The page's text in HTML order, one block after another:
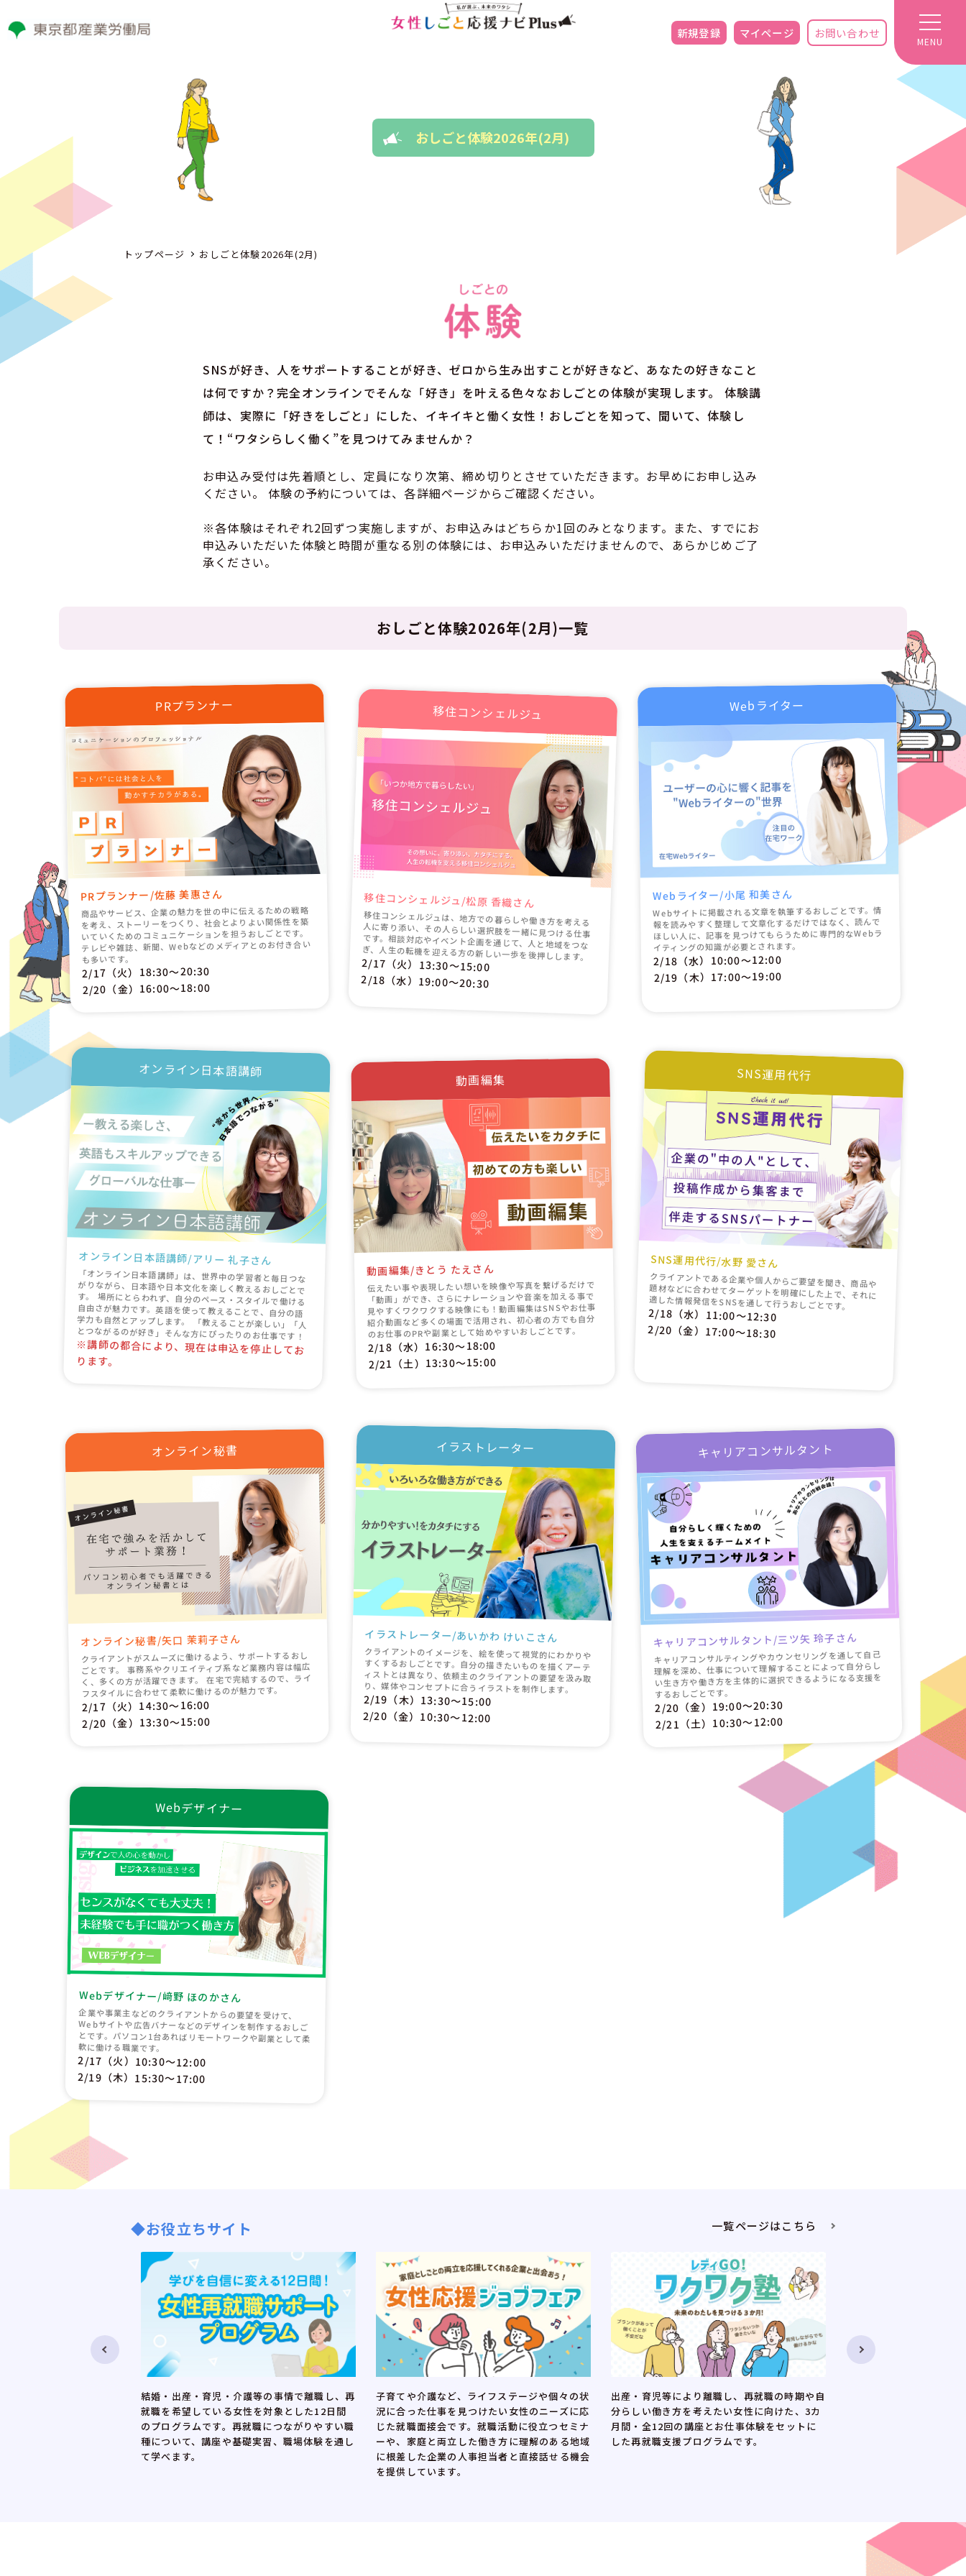
新規登録 マイページ お問い合わせ
MENU
おしごと体験2026年(2月)
トップページ おしごと体験2026年(2月)
SNSが好き、人をサポートすることが好き、ゼロから生み出すことが好きなど、あなたの好きなこと
は何ですか？完全オンラインでそんな「好き」を叶える色々なおしごとの体験が実現します。 体験講
師は、実際に「好きをしごと」にした、イキイキと働く女性！おしごとを知って、聞いて、体験し
て！“ワタシらしく働く”を見つけてみませんか？
お申込み受付は先着順とし、定員になり次第、締め切りとさせていただきます。お早めにお申し込み
ください。 体験の予約については、各詳細ページからご確認ください。
※各体験はそれぞれ2回ずつ実施しますが、お申込みはどちらか1回のみとなります。また、すでにお
申込みいただいた体験と時間が重なる別の体験には、お申込みいただけませんので、あらかじめご了
承ください。
おしごと体験2026年(2月)一覧
PRプランナー
PRプランナー/佐藤 美惠さん
商品やサービス、企業の魅力を世の中に伝えるための戦略
を考え、ストーリーをつくり、社会とよりよい関係性を築
いていくためのコミュニケーションを担うおしごとです。
テレビや雑誌、新聞、Webなどのメディアとのお付き合い
も多いです。
2/17（火）18:30〜20:30
2/20（金）16:00〜18:00
移住コンシェルジュ
移住コンシェルジュ/松原 香織さん
移住コンシェルジュは、地方での暮らしや働き方を考える
人に寄り添い、その人らしい選択肢を一緒に見つける仕事
です。相談対応やイベント企画を通じて、人と地域をつな
ぎ、人生の転機を迎える方の新しい一歩を後押しします。
2/17（火）13:30〜15:00
2/18（水）19:00〜20:30
Webライター
Webライター/小尾 和美さん
Webサイトに掲載される文章を執筆するおしごとです。情
報を読みやすく整理して文章化するだけではなく、読んで
ほしい人に、記事を見つけてもらうために専門的なWebラ
イティングの知識が必要とされます。
2/18（水）10:00〜12:00
2/19（木）17:00〜19:00
オンライン日本語講師
オンライン日本語講師/アリー 礼子さん
「オンライン日本語講師」は、世界中の学習者と毎日つな
がりながら、日本語や日本文化を楽しく教えるおしごとで
す。 場所にとらわれず、自分のペース・スタイルで働ける
自由さが魅力です。英語を使って教えることで、自分の語
学力も自然とアップします。 「教えることが楽しい」「人
とつながるのが好き」そんな方にぴったりのお仕事です！
※講師の都合により、現在は申込を停止してお
ります。
動画編集
動画編集/きとう たえさん
伝えたい事や表現したい想いを映像や写真を繋げるだけで
「動画」ができ、さらにナレーションや音楽を加える事で
見やすくワクワクする映像にも！動画編集はSNSやお仕事
紹介動画など多くの場面で活用され、初心者の方でも自分
のお仕事のPRや副業として始めやすいおしごとです。
2/18（水）16:30〜18:00
2/21（土）13:30〜15:00
SNS運用代行
SNS運用代行/水野 愛さん
クライアントである企業や個人からご要望を聞き、商品や
題材などに合わせてターゲットを明確にした上で、それに
適した情報発信をSNSを通して行うおしごとです。
2/18（水）11:00〜12:30
2/20（金）17:00〜18:30
オンライン秘書
オンライン秘書/矢口 茉莉子さん
クライアントがスムーズに働けるよう、サポートするおし
ごとです。 事務系やクリエイティブ系など業務内容は幅広
く、多くの方が活躍できます。 在宅で完結するので、ライ
フスタイルに合わせて柔軟に働けるのが魅力です。
2/17（火）14:30〜16:00
2/20（金）13:30〜15:00
イラストレーター
イラストレーター/あいかわ けいこさん
クライアントのイメージを、絵を使って視覚的にわかりや
すくするおしごとです。自分の描きたいものを描くアーテ
ィストとは異なり、依頼主のクライアントの要望を汲み取
り、媒体やコンセプトに合うイラストを制作します。
2/19（木）13:30〜15:00
2/20（金）10:30〜12:00
キャリアコンサルタント
キャリアコンサルタント/三ツ矢 玲子さん
キャリアコンサルティングやカウンセリングを通して自己
理解を深め、仕事について理解することによって自分らし
い生き方や働き方を主体的に選択できるようになる支援を
するおしごとです。
2/20（金）19:00〜20:30
2/21（土）10:30〜12:00
Webデザイナー
Webデザイナー/﨑野 ほのかさん
企業や事業主などのクライアントからの要望を受けて、
Webサイトや広告バナーなどのデザインを制作するおしご
とです。パソコン1台あればリモートワークや副業として柔
軟に働ける職業です。
2/17（火）10:30〜12:00
2/19（木）15:30〜17:00
◆お役立ちサイト 一覧ページはこちら
子育てや介護など、ライフステージや個々の状
況に合った仕事を見つけたい女性のニーズに応
じた就職面接会です。就職活動に役立つセミナ
ーや、家庭と両立した働き方に理解のある地域
に根差した企業の人事担当者と直接話せる機会
出産・育児等により離職し、再就職の時期や自
分らしい働き方を考えたい女性に向けた、3カ
月間・全12回の講座とお仕事体験をセットに
した再就職支援プログラムです。
再就職を考え始めた子育て中の女性を対象に、
就職活動に役立つセミナーと、両立しながら働
く女性との交流会を組み合わせたイベントで
す。実際の働き方や両立のコツ、家庭との両立